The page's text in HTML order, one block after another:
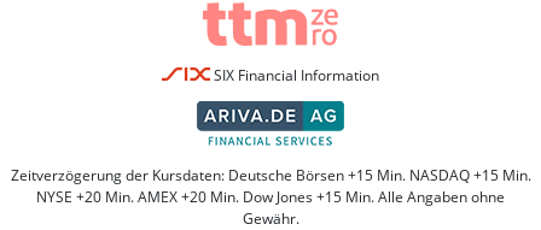
SIX Financial Information
Zeitverzögerung der Kursdaten: Deutsche Börsen +15 Min. NASDAQ +15 Min.
NYSE +20 Min. AMEX +20 Min. Dow Jones +15 Min. Alle Angaben ohne
Gewähr.